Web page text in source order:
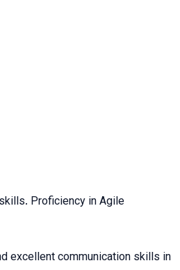
Proficiency in Agile
excellent communication skills in